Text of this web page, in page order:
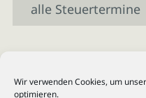
Wir verwenden Cookies, um
optimieren.
alle Steuertermine